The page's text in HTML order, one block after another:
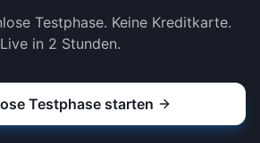
Testphase. Keine Kreditkarte.
Live in 2 Stunden.
Testphase starten